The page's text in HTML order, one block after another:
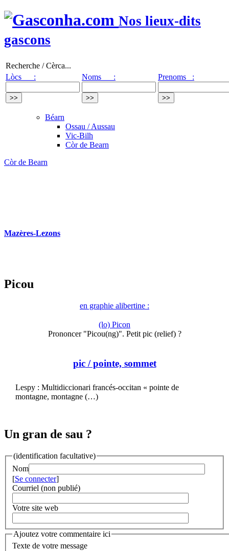
Nos lieux-dits
gascons
Recherche / Cèrca...
Lòcs :
Noms : Prenoms :
Béarn
Ossau / Aussau
Vic-Bilh
Còr de Bearn
Còr de Bearn
Mazères-Lezons
Picou
en graphie alibertine :
(lo) Picon
Prononcer "Picou(ng)". Petit pic (relief) ?
pic/ pointe, sommet
Lespy : Multidiccionari francés-occitan « pointe de
montagne, montagne (…)
Un gran de sau ?
(identification facultative)
Nom
[Se connecter]
Courriel (non publié)
Votre site web
Ajoutez votre commentaire ici
Texte de votre message